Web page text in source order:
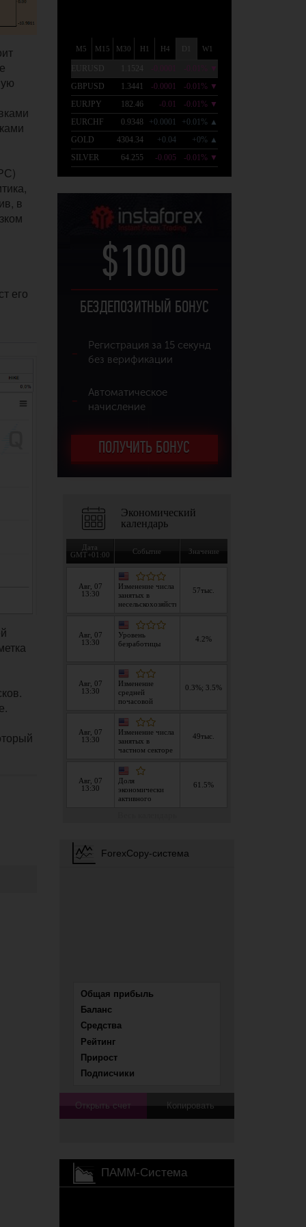
$1000
БЕЗДЕПОЗИТНЫЙ БОНУС
Регистрация за 15 секунд
без верификации
Автоматическое
начисление
ПОЛУЧИТЬ БОНУС
в
его